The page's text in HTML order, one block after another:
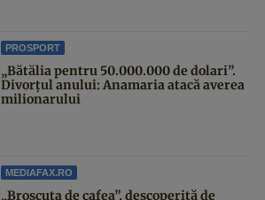
PROSPORT
„Bătălia pentru 50.000.000 de dolari”.
Divorțul anului: Anamaria atacă averea
milionarului
MEDIAFAX.RO
„Broscuța de cafea”, descoperită de